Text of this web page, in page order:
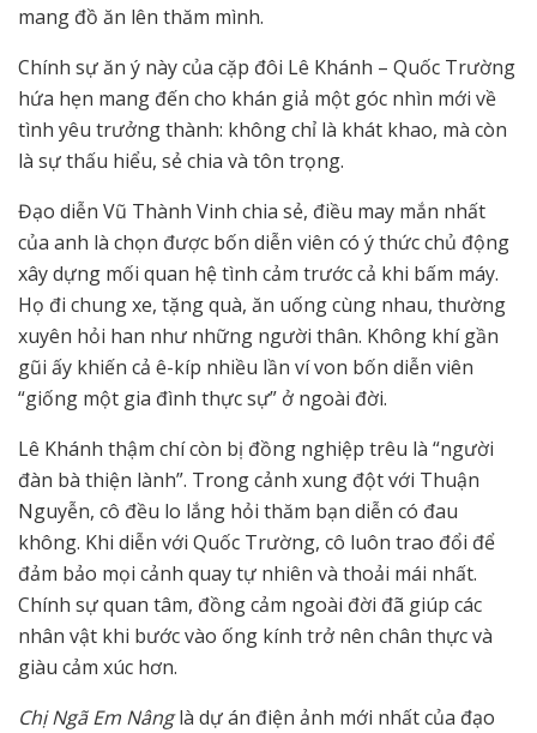
mang đồ ăn lên thăm mình.
Chính sự ăn ý này của cặp đôi Lê Khánh – Quốc Trường
hứa hẹn mang đến cho khán giả một góc nhìn mới về
tình yêu trưởng thành: không chỉ là khát khao, mà còn
là sự thấu hiểu, sẻ chia và tôn trọng.
Đạo diễn Vũ Thành Vinh chia sẻ, điều may mắn nhất
của anh là chọn được bốn diễn viên có ý thức chủ động
xây dựng mối quan hệ tình cảm trước cả khi bấm máy.
Họ đi chung xe, tặng quà, ăn uống cùng nhau, thường
xuyên hỏi han như những người thân. Không khí gần
gũi ấy khiến cả ê-kíp nhiều lần ví von bốn diễn viên
“giống một gia đình thực sự” ở ngoài đời.
Lê Khánh thậm chí còn bị đồng nghiệp trêu là “người
đàn bà thiện lành”. Trong cảnh xung đột với Thuận
Nguyễn, cô đều lo lắng hỏi thăm bạn diễn có đau
không. Khi diễn với Quốc Trường, cô luôn trao đổi để
đảm bảo mọi cảnh quay tự nhiên và thoải mái nhất.
Chính sự quan tâm, đồng cảm ngoài đời đã giúp các
nhân vật khi bước vào ống kính trở nên chân thực và
giàu cảm xúc hơn.
Chị Ngã Em Nânglà dự án điện ảnh mới nhất của đạo